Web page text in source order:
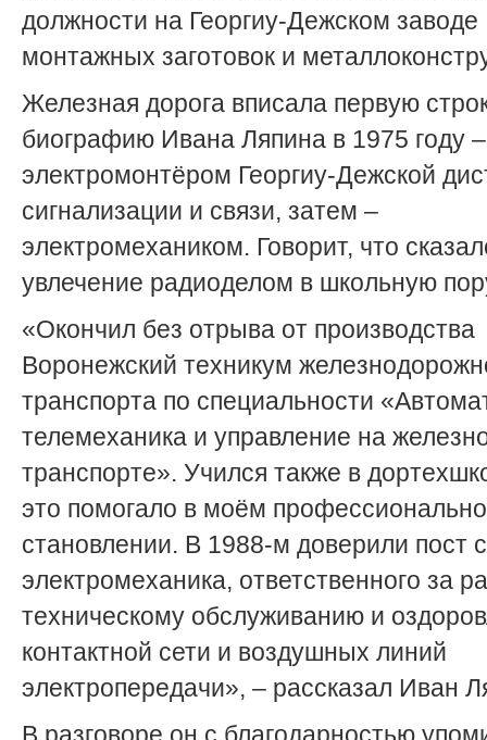
должности на Георгиу-Дежском заводе
монтажных заготовок и
Железная дорога вписала первую
биографию Ивана Ляпина в 1975 году
электромонтёром Георгиу-Дежской
сигнализации и связи, затем –
электромехаником. Говорит, что
увлечение радиоделом в школьную
«Окончил без отрыва от производства
Воронежский техникум
транспорта по специальности
телемеханика и управление на
транспорте». Учился также в
это помогало в моём
становлении. В 1988-м доверили пост
электромеханика, ответственного за
техническому обслуживанию и
контактной сети и воздушных линий
электропередачи», – рассказал Иван